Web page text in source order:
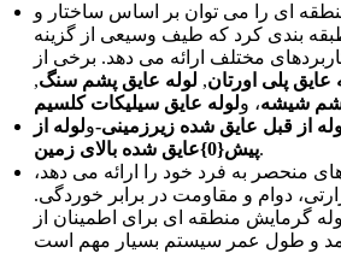
ای را می توان بر اساس ساختار و
بندی کرد که طیف وسیعی از گزینه
مختلف ارائه می دهد. برخی از
عایق پلی اورتان, لوله عایق پشم سنگ,
شیشه، ولوله عایق سیلیکات کلسیم
از قبل عایق شده زیرزمینی-ولوله از
پیش{0}عایق شده بالای زمین.
منحصر به فرد خود را ارائه می دهد،
دوام و مقاومت در برابر خوردگی.
گرمایش منطقه ای برای اطمینان از